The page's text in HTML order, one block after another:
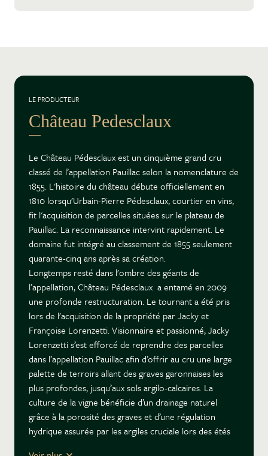
LE PRODUCTEUR
Château Pedesclaux
Le Château Pédesclaux est un cinquième grand cru
classé de l’appellation Pauillac selon la nomenclature de
1855. L'histoire du château débute officiellement en
1810 lorsqu'Urbain-Pierre Pédesclaux, courtier en vins,
fit l'acquisition de parcelles situées sur le plateau de
Pauillac. La reconnaissance intervint rapidement. Le
domaine fut intégré au classement de 1855 seulement
quarante-cinq ans après sa création.
Longtemps resté dans l'ombre des géants de
l’appellation, Château Pédesclaux a entamé en 2009
une profonde restructuration. Le tournant a été pris
lors de l'acquisition de la propriété par Jacky et
Françoise Lorenzetti. Visionnaire et passionné, Jacky
Lorenzetti s’est efforcé de reprendre des parcelles
dans l’appellation Pauillac afin d’offrir au cru une large
palette de terroirs allant des graves garonnaises les
plus profondes, jusqu’aux sols argilo-calcaires. La
culture de la vigne bénéficie d’un drainage naturel
grâce à la porosité des graves et d’une régulation
hydrique assurée par les argiles cruciale lors des étés